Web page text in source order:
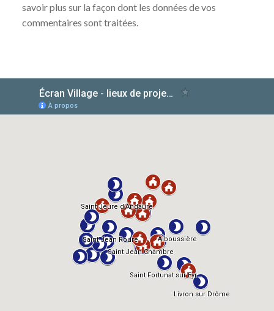
savoir plus sur la façon dont les données de vos
commentaires sont traitées